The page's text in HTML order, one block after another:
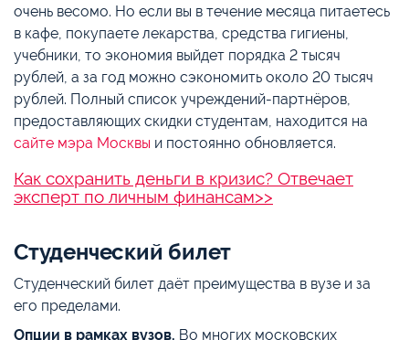
очень весомо. Но если вы в течение месяца питаетесь
в кафе, покупаете лекарства, средства гигиены,
учебники, то экономия выйдет порядка 2 тысяч
рублей, а за год можно сэкономить около 20 тысяч
рублей. Полный список учреждений-партнёров,
предоставляющих скидки студентам, находится на
сайте мэра Москвы и постоянно обновляется.
Как сохранить деньги в кризис? Отвечает
эксперт по личным финансам>>
Студенческий билет
Студенческий билет даёт преимущества в вузе и за
его пределами.
Опции в рамках вузов. Во многих московских